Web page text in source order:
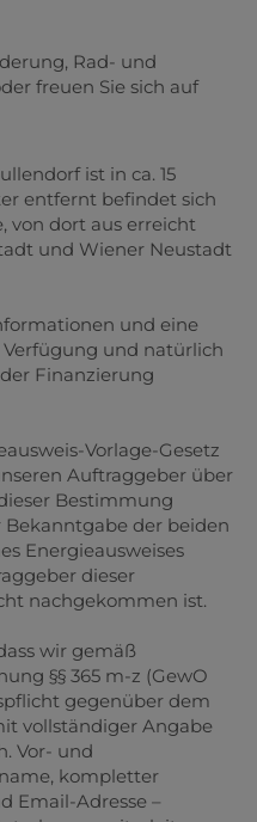
Rad- und
freuen Sie sich auf
ist in ca. 15
entfernt befindet sich
von dort aus erreicht
und Wiener Neustadt
und eine
und natürlich
Finanzierung
Vorlage-Gesetz
Auftraggeber über
Bestimmung
der beiden
Energieausweises
dieser
nachgekommen ist.
wir gemäß
§§ 365 m-z (GewO
gegenüber dem
vollständiger Angabe
Vor- und
kompletter
Email-Adresse –